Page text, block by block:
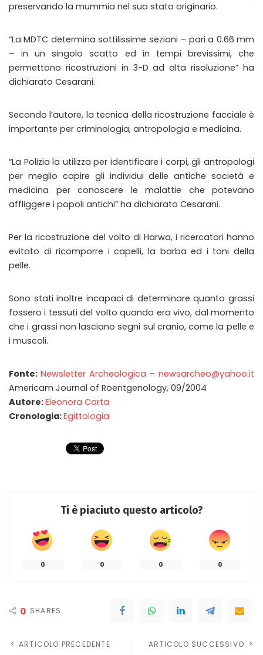
preservando la mummia nel suo stato originario.
“La MDTC determina sottilissime sezioni – pari a 0.66 mm
– in un singolo scatto ed in tempi brevissimi, che
permettono ricostruzioni in 3-D ad alta risoluzione” ha
dichiarato Cesarani.
Secondo l’autore, la tecnica della ricostruzione facciale è
importante per criminologia, antropologia e medicina.
“La Polizia la utilizza per identificare i corpi, gli antropologi
per meglio capire gli individui delle antiche società e
medicina per conoscere le malattie che potevano
affliggere i popoli antichi” ha dichiarato Cesarani.
Per la ricostruzione del volto di Harwa, i ricercatori hanno
evitato di ricomporre i capelli, la barba ed i toni della
pelle.
Sono stati inoltre incapaci di determinare quanto grassi
fossero i tessuti del volto quando era vivo, dal momento
che i grassi non lasciano segni sul cranio, come la pelle e
i muscoli.
Fonte: Newsletter Archeologica – newsarcheo@yahoo.it
Americam Journal of Roentgenology, 09/2004
Autore:Eleonora Carta
Cronologia:Egittologia
Ti è piaciuto questo articolo?
0 0 0 0
0 SHARES
ARTICOLO PRECEDENTE ARTICOLO SUCCESSIVO